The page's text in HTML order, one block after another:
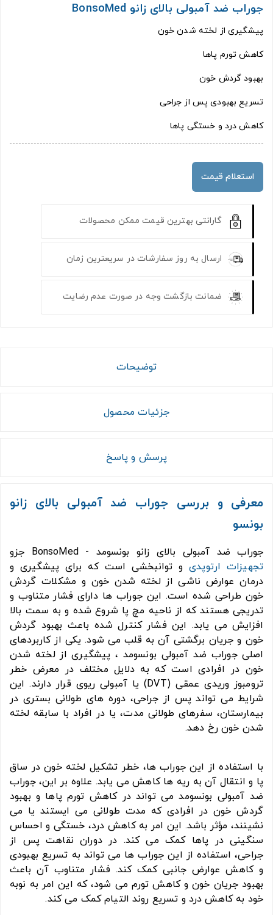
جوراب ضد آمبولی بالای زانو BonsoMed
پیشگیری از لخته شدن خون
کاهش تورم پاها
بهبود گردش خون
تسریع بهبودی پس از جراحی
کاهش درد و خستگی پاها
استعلام قیمت
گارانتی بهترین قیمت ممکن محصولات
ارسال به روز سفارشات در سریعترین زمان
ضمانت بازگشت وجه در صورت عدم رضایت
توضیحات
جزئیات محصول
پرسش و پاسخ
معرفی و بررسی جوراب ضد آمبولی بالای زانو
بونسو
جوراب ضد آمبولی بالای زانو بونسومد - BonsoMed جزو
تجهیزات ارتوپدیو توانبخشی است که برای پیشگیری و
درمان عوارض ناشی از لخته شدن خون و مشکلات گردش
خون طراحی شده است. این جوراب ها دارای فشار متناوب و
تدریجی هستند که از ناحیه مچ پا شروع شده و به سمت بالا
افزایش می یابد. این فشار کنترل شده باعث بهبود گردش
خون و جریان برگشتی آن به قلب می شود. یکی از کاربردهای
اصلی جوراب ضد آمبولی بونسومد ، پیشگیری از لخته شدن
خون در افرادی است که به دلایل مختلف در معرض خطر
ترومبوز وریدی عمقی (DVT) یا آمبولی ریوی قرار دارند. این
شرایط می تواند پس از جراحی، دوره های طولانی بستری در
بیمارستان، سفرهای طولانی مدت، یا در افراد با سابقه لخته
شدن خون رخ دهد.
با استفاده از این جوراب ها، خطر تشکیل لخته خون در ساق
پا و انتقال آن به ریه ها کاهش می یابد. علاوه بر این، جوراب
ضد آمبولی بونسومد می تواند در کاهش تورم پاها و بهبود
گردش خون در افرادی که مدت طولانی می ایستند یا می
نشینند، مؤثر باشد. این امر به کاهش درد، خستگی و احساس
سنگینی در پاها کمک می کند. در دوران نقاهت پس از
جراحی، استفاده از این جوراب ها می تواند به تسریع بهبودی
و کاهش عوارض جانبی کمک کند. فشار متناوب آن باعث
بهبود جریان خون و کاهش تورم می شود، که این امر به نوبه
خود به کاهش درد و تسریع روند التیام کمک می کند.